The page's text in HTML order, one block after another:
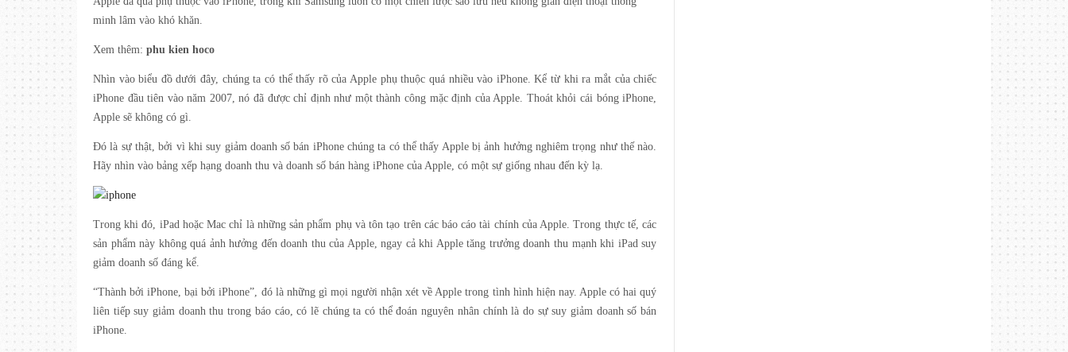
minh lâm vào khó khăn.
Xem thêm: phu kien hoco
Nhìn vào biểu đồ dưới đây, chúng ta có thể thấy rõ của Apple phụ thuộc quá nhiều vào iPhone. Kể từ khi ra mắt của chiếc
iPhone đầu tiên vào năm 2007, nó đã được chỉ định như một thành công mặc định của Apple. Thoát khỏi cái bóng iPhone,
Apple sẽ không có gì.
Đó là sự thật, bởi vì khi suy giảm doanh số bán iPhone chúng ta có thể thấy Apple bị ảnh hưởng nghiêm trọng như thế nào.
Hãy nhìn vào bảng xếp hạng doanh thu và doanh số bán hàng iPhone của Apple, có một sự giống nhau đến kỳ lạ.
Trong khi đó, iPad hoặc Mac chỉ là những sản phẩm phụ và tôn tạo trên các báo cáo tài chính của Apple. Trong thực tế, các
sản phẩm này không quá ảnh hưởng đến doanh thu của Apple, ngay cả khi Apple tăng trưởng doanh thu mạnh khi iPad suy
giảm doanh số đáng kể.
“Thành bởi iPhone, bại bởi iPhone”, đó là những gì mọi người nhận xét về Apple trong tình hình hiện nay. Apple có hai quý
liên tiếp suy giảm doanh thu trong báo cáo, có lẽ chúng ta có thể đoán nguyên nhân chính là do sự suy giảm doanh số bán
iPhone.